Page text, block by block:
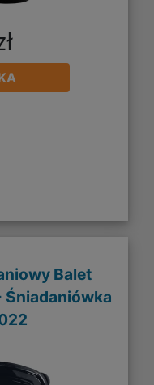
Balet
Śniadaniówka